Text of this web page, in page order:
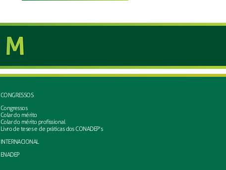
CONGRESSOS
Congressos
Colar do mérito
Colar do mérito profissional
Livro de teses e de práticas dos CONADEP's
INTERNACIONAL
ENADEP